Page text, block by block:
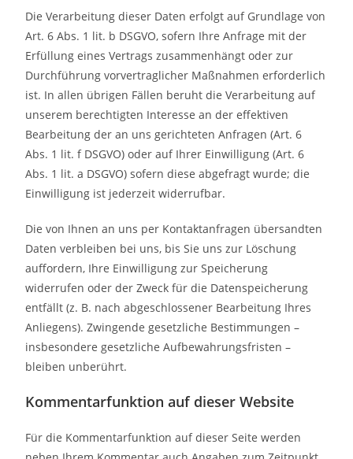
Die Verarbeitung dieser Daten erfolgt auf Grundlage von
Art. 6 Abs. 1 lit. b DSGVO, sofern Ihre Anfrage mit der
Erfüllung eines Vertrags zusammenhängt oder zur
Durchführung vorvertraglicher Maßnahmen erforderlich
ist. In allen übrigen Fällen beruht die Verarbeitung auf
unserem berechtigten Interesse an der effektiven
Bearbeitung der an uns gerichteten Anfragen (Art. 6
Abs. 1 lit. f DSGVO) oder auf Ihrer Einwilligung (Art. 6
Abs. 1 lit. a DSGVO) sofern diese abgefragt wurde; die
Einwilligung ist jederzeit widerrufbar.
Die von Ihnen an uns per Kontaktanfragen übersandten
Daten verbleiben bei uns, bis Sie uns zur Löschung
auffordern, Ihre Einwilligung zur Speicherung
widerrufen oder der Zweck für die Datenspeicherung
entfällt (z. B. nach abgeschlossener Bearbeitung Ihres
Anliegens). Zwingende gesetzliche Bestimmungen –
insbesondere gesetzliche Aufbewahrungsfristen –
bleiben unberührt.
Kommentar­funktion auf dieser Website
Für die Kommentarfunktion auf dieser Seite werden